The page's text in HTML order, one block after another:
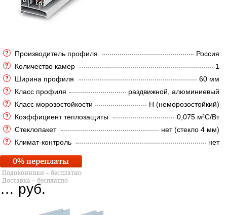
Производитель профиля
Россия
Количество камер
1
Ширина профиля
60 мм
Класс профиля
раздвижной, алюминиевый
Класс морозостойкости
Н (неморозостойкий)
Коэффициент теплозащиты
0,075 м²C/Вт
Стеклопакет
нет (стекло 4 мм)
Климат-контроль
нет
0% переплаты
Подоконники – бесплатно
Доставка – бесплатно
… руб.